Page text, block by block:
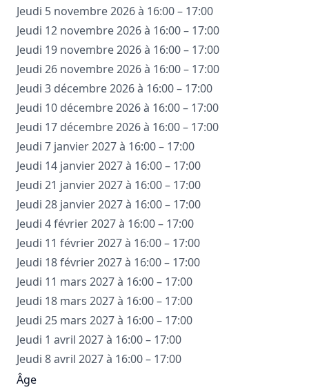
Jeudi 5 novembre 2026 à 16:00 – 17:00
Jeudi 12 novembre 2026 à 16:00 – 17:00
Jeudi 19 novembre 2026 à 16:00 – 17:00
Jeudi 26 novembre 2026 à 16:00 – 17:00
Jeudi 3 décembre 2026 à 16:00 – 17:00
Jeudi 10 décembre 2026 à 16:00 – 17:00
Jeudi 17 décembre 2026 à 16:00 – 17:00
Jeudi 7 janvier 2027 à 16:00 – 17:00
Jeudi 14 janvier 2027 à 16:00 – 17:00
Jeudi 21 janvier 2027 à 16:00 – 17:00
Jeudi 28 janvier 2027 à 16:00 – 17:00
Jeudi 4 février 2027 à 16:00 – 17:00
Jeudi 11 février 2027 à 16:00 – 17:00
Jeudi 18 février 2027 à 16:00 – 17:00
Jeudi 11 mars 2027 à 16:00 – 17:00
Jeudi 18 mars 2027 à 16:00 – 17:00
Jeudi 25 mars 2027 à 16:00 – 17:00
Jeudi 1 avril 2027 à 16:00 – 17:00
Jeudi 8 avril 2027 à 16:00 – 17:00
Âge